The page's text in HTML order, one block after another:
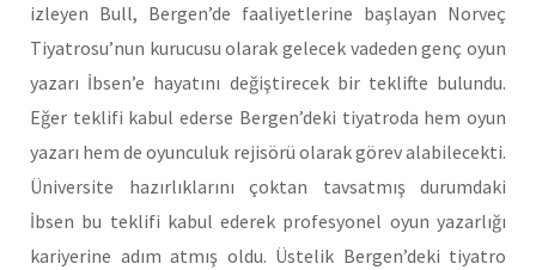
izleyen Bull, Bergen’de faaliyetlerine başlayan Norveç
Tiyatrosu’nun kurucusu olarak gelecek vadeden genç oyun
yazarı İbsen’e hayatını değiştirecek bir teklifte bulundu.
Eğer teklifi kabul ederse Bergen’deki tiyatroda hem oyun
yazarı hem de oyunculuk rejisörü olarak görev alabilecekti.
Üniversite hazırlıklarını çoktan tavsatmış durumdaki
İbsen bu teklifi kabul ederek profesyonel oyun yazarlığı
kariyerine adım atmış oldu. Üstelik Bergen’deki tiyatro